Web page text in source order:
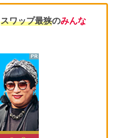
スワップ最狭のみんな